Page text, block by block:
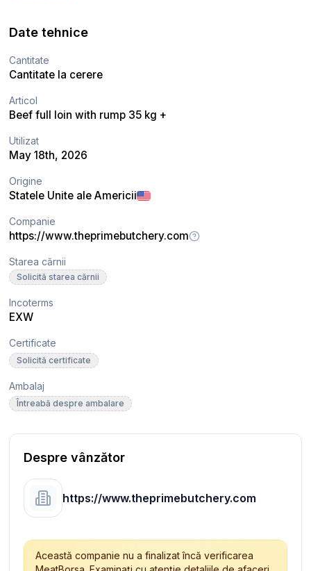
Date tehnice
Cantitate
Cantitate la cerere
Articol
Beef full loin with rump 35 kg +
Utilizat
May 18th, 2026
Origine
Statele Unite ale Americii
Companie
https://www.theprimebutchery.com
Starea cărnii
Solicită starea cărnii
Incoterms
EXW
Certificate
Solicită certificate
Ambalaj
Întreabă despre ambalare
Despre vânzător
https://www.theprimebutchery.com
Această companie nu a finalizat încă verificarea